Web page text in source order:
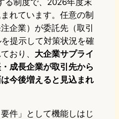
れています。任意の制
企業）が委託先（取引
提示して対策状況を確
おり、 大企業サプライ
成長企業が取引先から
今後増えると見込まれ
件」として機能しはじ